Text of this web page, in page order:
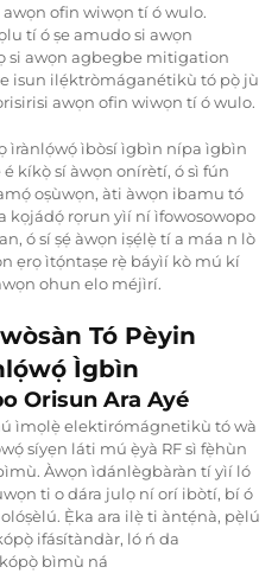
ofin wiwọn tí ó wulo.
tí ó ṣe amudo si awọn
si awọn agbegbe mitigation
isun ilẹ́ktròmáganétikù tó pọ̀ jù
awọn ofin wiwọn tí ó wulo.
ìrànlọ́wọ́ ìbòsí ìgbìn nípa ìgbìn
kíkọ̀ sí àwọn onírètí, ó sì fún
oṣùwọn, àti àwọn ibamu tó
kọjádọ́ rọrun yìí ní ìfowosowopo
ó sí ṣẹ́ àwọn iṣẹ́lẹ̀ tí a máa n lò
ẹrọ ìtọ́ntaṣe rẹ̀ báyìí kò mú kí
ohun elo méjìrí.
Tó Pèyin
Ìgbìn
Orisun Ara Ayé
ìmọlẹ̀ elektirómágnetikù tó wà
síyẹn láti mú ẹ̀yà RF sì fẹ̀hùn
Àwọn ìdánlègbàràn tí yìí ló
ti o dára julọ ní orí ibòtí, bí ó
Ẹ̀ka ara ilẹ̀ ti àntẹ́nà, pẹ̀lú
ifásítàndàr, ló ń da
bìmù ná